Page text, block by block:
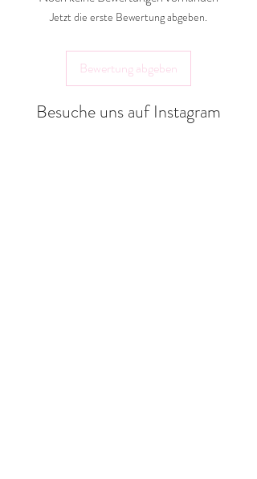
Hersteller:
Gräfter Weg 18a
32351 Stemwede
shop@landlebenliebe.de
Jetzt die erste Bewertung abgeben.
Bewertung abgeben
Besuche uns auf Instagram